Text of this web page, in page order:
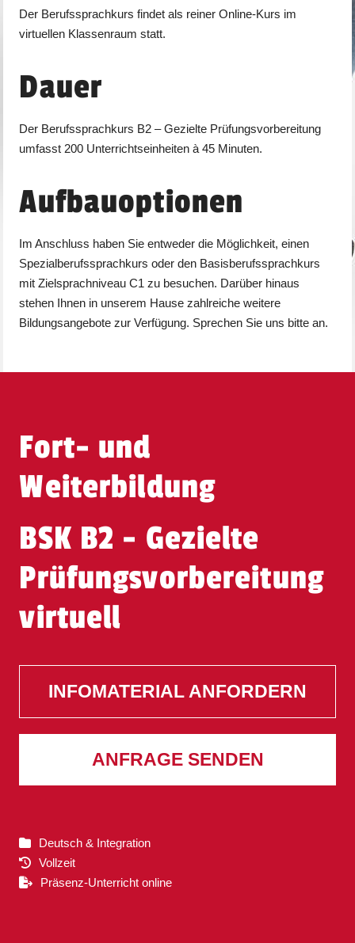
Der Berufssprachkurs findet als reiner Online-Kurs im
virtuellen Klassenraum statt.
Dauer
Der Berufssprachkurs B2 – Gezielte Prüfungsvorbereitung
umfasst 200 Unterrichtseinheiten à 45 Minuten.
Aufbauoptionen
Im Anschluss haben Sie entweder die Möglichkeit, einen
Spezialberufssprachkurs oder den Basisberufssprachkurs
mit Zielsprachniveau C1 zu besuchen. Darüber hinaus
stehen Ihnen in unserem Hause zahlreiche weitere
Bildungsangebote zur Verfügung. Sprechen Sie uns bitte an.
Fort- und
Weiterbildung
BSK B2 - Gezielte
Prüfungsvorbereitung
virtuell
INFOMATERIAL ANFORDERN
ANFRAGE SENDEN
Deutsch & Integration
Vollzeit
Präsenz-Unterricht online